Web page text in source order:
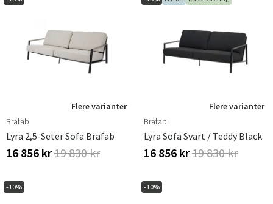
Flere varianter
Brafab
Lyra 2,5-Seter Sofa Brafab
16 856 kr19 830 kr
Flere varianter
Brafab
Lyra Sofa Svart / Teddy Black
16 856 kr19 830 kr
-10% -10%